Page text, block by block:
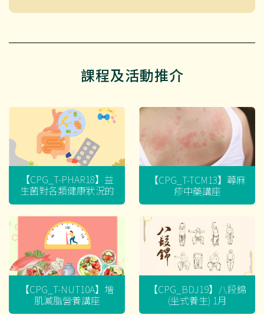
課程及活動推介
【CPG_T-PHAR18】益
生菌對各類健康狀況的
迷思
【CPG_T-TCM13】蕁麻
疹中藥講座
【CPG_T-NUT10A】增
肌減脂營養講座
【CPG_BDJ19】八段錦
(坐式養生) 1月